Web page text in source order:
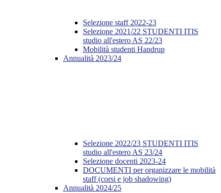
Selezione staff 2022-23
Selezione 2021/22 STUDENTI ITIS
studio all'estero AS 22/23
Mobilità studenti Handrup
Annualità 2023/24
Selezione 2022/23 STUDENTI ITIS
studio all'estero AS 23/24
Selezione docenti 2023-24
DOCUMENTI per organizzare le mobilità
staff (corsi e job shadowing)
Annualità 2024/25